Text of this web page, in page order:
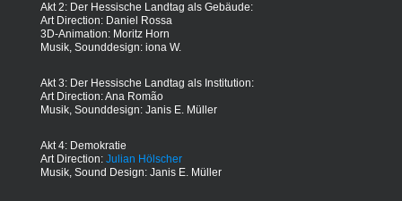
Akt 2: Der Hessische Landtag als Gebäude:
Art Direction: Daniel Rossa
3D-Animation: Moritz Horn
Musik, Sounddesign: iona W.
Akt 3: Der Hessische Landtag als Institution:
Art Direction: Ana Romão
Musik, Sounddesign: Janis E. Müller
Akt 4: Demokratie
Art Direction: Julian Hölscher
Musik, Sound Design: Janis E. Müller